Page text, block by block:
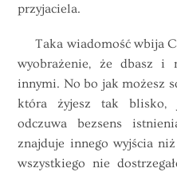
przyjaciela.
Taka wiadomość wbija
wyobrażenie, że dbasz i
innymi. No bo jak możesz
która żyjesz tak blisko,
odczuwa bezsens
znajduje innego wyjścia
wszystkiego nie